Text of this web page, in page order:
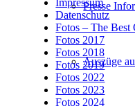
Presse
Auszüge
Impressum
Datenschutz
Fotos – The
Fotos 2017
Fotos 2018
Fotos 2019
Fotos 2022
Fotos 2023
Fotos 2024